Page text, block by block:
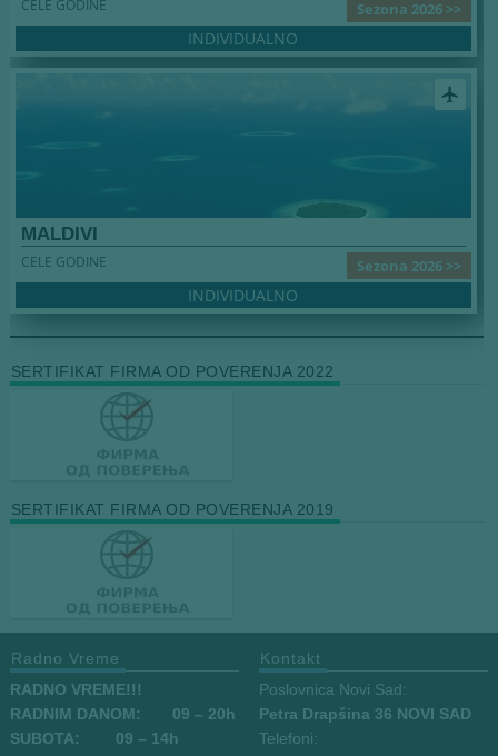
Sezona 2026 >>
CELE GODINE
INDIVIDUALNO
airplanemode_active
MALDIVI
Sezona 2026 >>
CELE GODINE
INDIVIDUALNO
SERTIFIKAT FIRMA OD POVERENJA 2022
SERTIFIKAT FIRMA OD POVERENJA 2019
Radno Vreme
RADNO VREME!!!
RADNIM DANOM:
09 – 20h
SUBOTA: 09 – 14h
Kontakt
Poslovnica Novi Sad:
Petra Drapšina 36 NOVI SAD
Telefoni: